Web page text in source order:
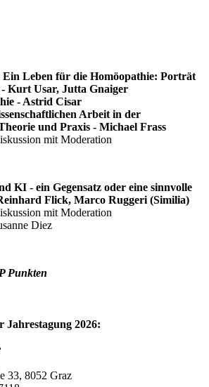
Leben für die Homöopathie: Porträt
- Kurt Usar, Jutta Gnaiger
- Astrid Cisar
Arbeit in der
und Praxis - Michael Frass
mit Moderation
KI - ein Gegensatz oder eine sinnvolle
Flick, Marco Ruggeri (Similia)
mit Moderation
Diez
Punkten
Jahrestagung 2026:
33, 8052 Graz